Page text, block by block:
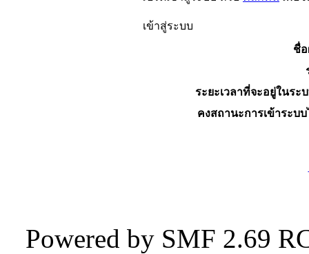
เข้าสู่ระบบ
ชื่อ
ระยะเวลาที่จะอยู่ในระ
คงสถานะการเข้าระบ
Powered by SMF 2.69